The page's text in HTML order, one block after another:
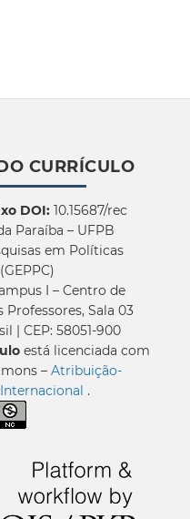
CURRÍCULO
DOI:10.15687/rec
Paraíba – UFPB
em Políticas
I – Centro de
Professores, Sala 03
| CEP: 58051-900
está licenciada com
– Atribuição-
.